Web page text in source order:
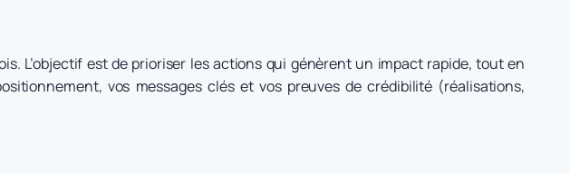
L’objectif est de prioriser les actions qui génèrent un impact rapide, tout en
vos messages clés et vos preuves de crédibilité (réalisations,